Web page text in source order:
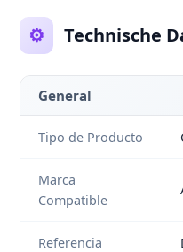
⚙️ Technische
General
Tipo de Producto
Marca
Compatible
Referencia